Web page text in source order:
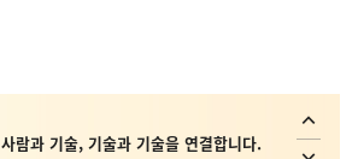
사람과 기술, 기술과 기술을 연결합니다.